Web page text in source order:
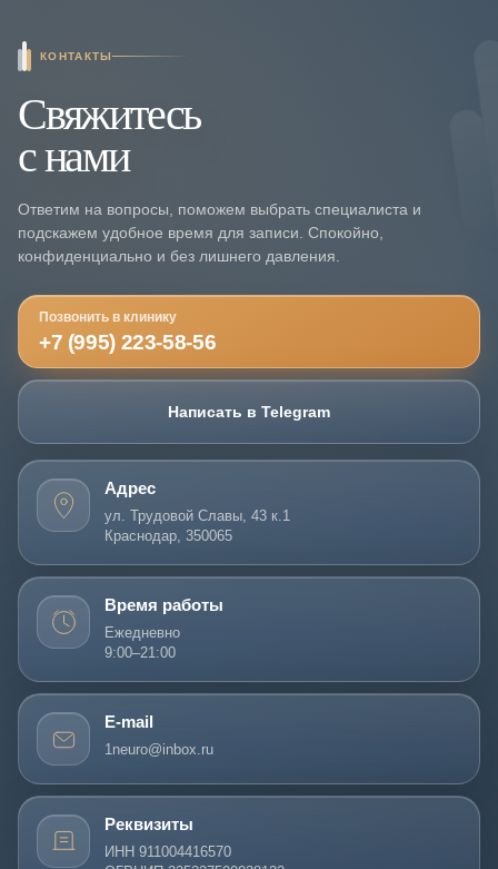
КОНТАКТЫ
Свяжитесь
с нами
Ответим на вопросы, поможем выбрать специалиста и
подскажем удобное время для записи. Спокойно,
конфиденциально и без лишнего давления.
Позвонить в клинику
+7 (995) 223-58-56
Написать в Telegram
Адрес
ул. Трудовой Славы, 43 к.1
Краснодар, 350065
Время работы
Ежедневно
9:00–21:00
E-mail
1neuro@inbox.ru
Реквизиты
ИНН 911004416570